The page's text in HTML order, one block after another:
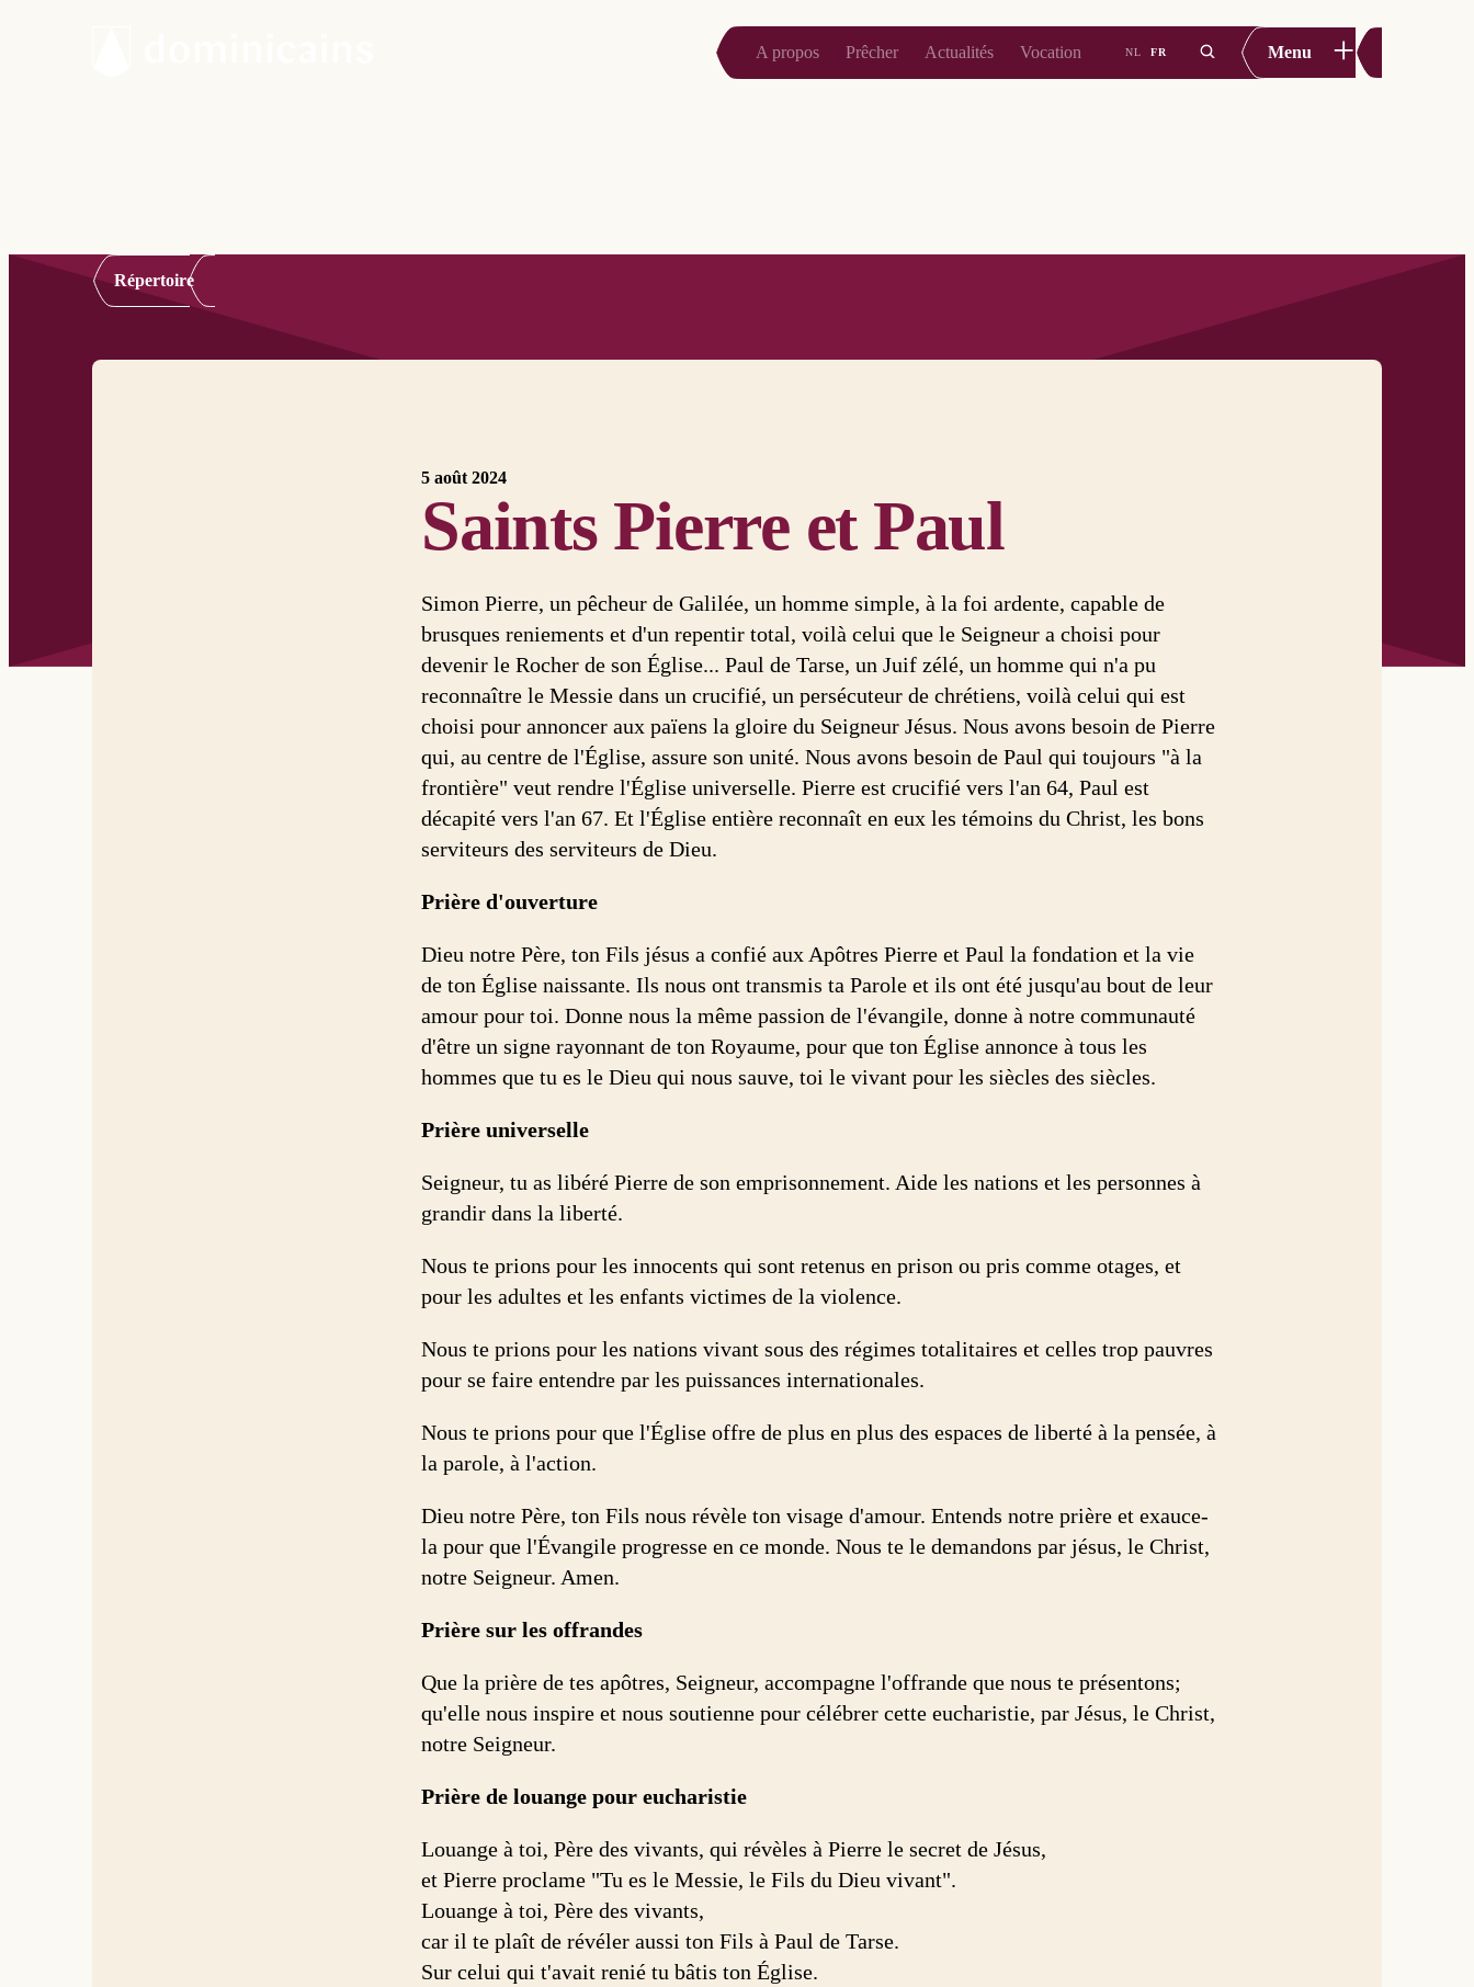
A propos Prêcher Actualités Vocation NL FR Menu +
Répertoire
5 août 2024
Saints Pierre et Paul
Simon Pierre, un pêcheur de Galilée, un homme simple, à la foi ardente, capable de
brusques reniements et d'un repentir total, voilà celui que le Seigneur a choisi pour
devenir le Rocher de son Église... Paul de Tarse, un Juif zélé, un homme qui n'a pu
reconnaître le Messie dans un crucifié, un persécuteur de chrétiens, voilà celui qui est
choisi pour annoncer aux païens la gloire du Seigneur Jésus. Nous avons besoin de Pierre
qui, au centre de l'Église, assure son unité. Nous avons besoin de Paul qui toujours "à la
frontière" veut rendre l'Église universelle. Pierre est crucifié vers l'an 64, Paul est
décapité vers l'an 67. Et l'Église entière reconnaît en eux les témoins du Christ, les bons
serviteurs des serviteurs de Dieu.
Prière d'ouverture
Dieu notre Père, ton Fils jésus a confié aux Apôtres Pierre et Paul la fondation et la vie
de ton Église naissante. Ils nous ont transmis ta Parole et ils ont été jusqu'au bout de leur
amour pour toi. Donne nous la même passion de l'évangile, donne à notre communauté
d'être un signe rayonnant de ton Royaume, pour que ton Église annonce à tous les
hommes que tu es le Dieu qui nous sauve, toi le vivant pour les siècles des siècles.
Prière universelle
Seigneur, tu as libéré Pierre de son emprisonnement. Aide les nations et les personnes à
grandir dans la liberté.
Nous te prions pour les innocents qui sont retenus en prison ou pris comme otages, et
pour les adultes et les enfants victimes de la violence.
Nous te prions pour les nations vivant sous des régimes totalitaires et celles trop pauvres
pour se faire entendre par les puissances internationales.
Nous te prions pour que l'Église offre de plus en plus des espaces de liberté à la pensée, à
la parole, à l'action.
Dieu notre Père, ton Fils nous révèle ton visage d'amour. Entends notre prière et exauce-
la pour que l'Évangile progresse en ce monde. Nous te le demandons par jésus, le Christ,
notre Seigneur. Amen.
Prière sur les offrandes
Que la prière de tes apôtres, Seigneur, accompagne l'offrande que nous te présentons;
qu'elle nous inspire et nous soutienne pour célébrer cette eucharistie, par Jésus, le Christ,
notre Seigneur.
Prière de louange pour eucharistie
Louange à toi, Père des vivants, qui révèles à Pierre le secret de Jésus,
et Pierre proclame "Tu es le Messie, le Fils du Dieu vivant".
Louange à toi, Père des vivants,
car il te plaît de révéler aussi ton Fils à Paul de Tarse.
Sur celui qui t'avait renié tu bâtis ton Église.